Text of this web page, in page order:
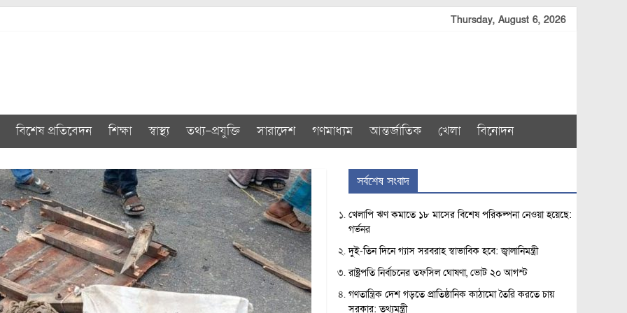
Thursday, August 6, 2026
বিশেষ প্রতিবেদন শিক্ষা স্বাস্থ্য তথ্য-প্রযুক্তি সারাদেশ গণমাধ্যম আন্তর্জাতিক খেলা বিনোদন
সর্বশেষ সংবাদ
খেলাপি ঋণ কমাতে ১৮ মাসের বিশেষ পরিকল্পনা নেওয়া হয়েছে:
গর্ভনর
দুই-তিন দিনে গ্যাস সরবরাহ স্বাভাবিক হবে: জ্বালানিমন্ত্রী
রাষ্ট্রপতি নির্বাচনের তফসিল ঘোষণা, ভোট ২০ আগস্ট
গণতান্ত্রিক দেশ গড়তে প্রাতিষ্ঠানিক কাঠামো তৈরি করতে চায়
সরকার: তথ্যমন্ত্রী